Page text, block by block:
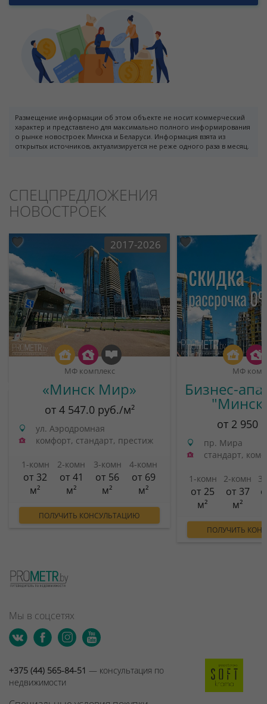
Размещение информации об этом объекте не носит коммерческий
характер и представлено для максимально полного информирования
о рынке новостроек Минска и Беларуси. Информация взята из
открытых источников, актуализируется не реже одного раза в месяц.
СПЕЦПРЕДЛОЖЕНИЯ
НОВОСТРОЕК
2017-2026
МФ комплекс
«Минск Мир»
от 4 547.0 руб./м²
ул. Аэродромная
комфорт, стандарт, престиж
1-комн
от 32
м²
2-комн
от 41
м²
3-комн
от 56
м²
4-комн
от 69
м²
ПОЛУЧИТЬ КОНСУЛЬТАЦИЮ
МФ
Бизнес-
от 2 950
пр. Мира
стандарт,
1-комн
от 25
м²
2-комн
от 37
м²
ПОЛУЧИТЬ
Мы в соцсетях
+375 (44) 565-84-51 — консультация по
недвижимости